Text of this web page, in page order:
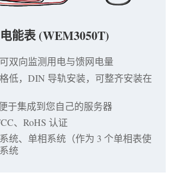
能表 (WEM3050T)
双向监测用电与馈网电量
低，DIN 导轨安装，可整齐安装在
于集成到您自己的服务器
、RoHS 认证
统、单相系统（作为 3 个单相表使
统